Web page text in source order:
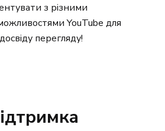
з різними
YouTube для
перегляду!